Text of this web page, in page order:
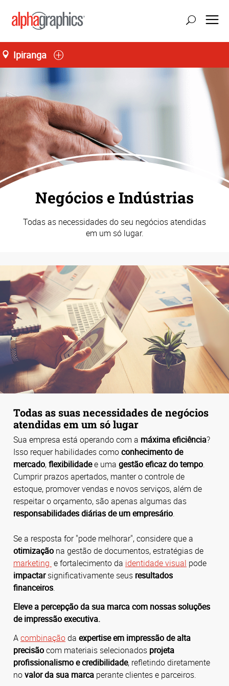
Ipiranga
Negócios e Indústrias
Todas as necessidades do seu negócios atendidas
em um só lugar.
Todas as suas necessidades de negócios
atendidas em um só lugar
Sua empresa está operando com a máxima eficiência?
Isso requer habilidades comoconhecimento de
mercado,flexibilidadee uma gestão eficaz do tempo.
Cumprir prazos apertados, manter o controle de
estoque, promover vendas e novos serviços, além de
respeitar o orçamento, são apenas algumas das
responsabilidades diárias de um empresário.
Se a resposta for "pode melhorar", considere que a
otimização na gestão de documentos, estratégias de
marketing e fortalecimento da identidade visual pode
impactarsignificativamente seus resultados
financeiros.
Eleve a percepção da sua marca com nossas soluções
de impressão executiva.
Acombinaçãoda expertise em impressão de alta
precisãocom materiais selecionados projeta
profissionalismo e credibilidade, refletindo diretamente
novalor da sua marca perante clientes e parceiros.